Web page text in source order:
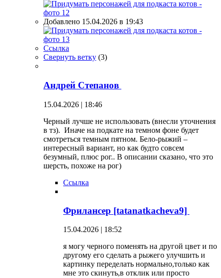
Добавлено 15.04.2026 в 19:43
Ссылка
Свернуть ветку (3)
Андрей Степанов
15.04.2026 | 18:46
Черный лучше не использовать (внесли уточнения
в тз). Иначе на подкате на темном фоне будет
смотреться темным пятном. Бело-рыжий –
интересный вариант, но как будто совсем
безумный, плюс рог.. В описании сказано, что это
шерсть, похоже на рог)
Ссылка
Фрилансер [tatanatkacheva9]
15.04.2026 | 18:52
я могу черного поменять на другой цвет и по
другому его сделать а рыжего улучшить и
картинку переделать нормально,только как
мне это скинуть,в отклик или просто